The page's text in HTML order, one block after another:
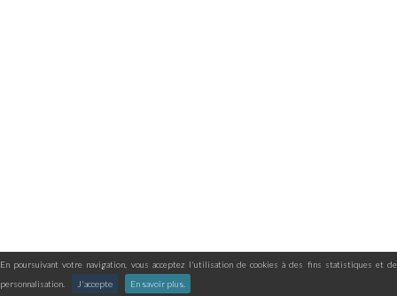
En poursuivant votre navigation, vous acceptez l'utilisation de cookies à des fins statistiques et de
personnalisation.
J'accepte En savoir plus.